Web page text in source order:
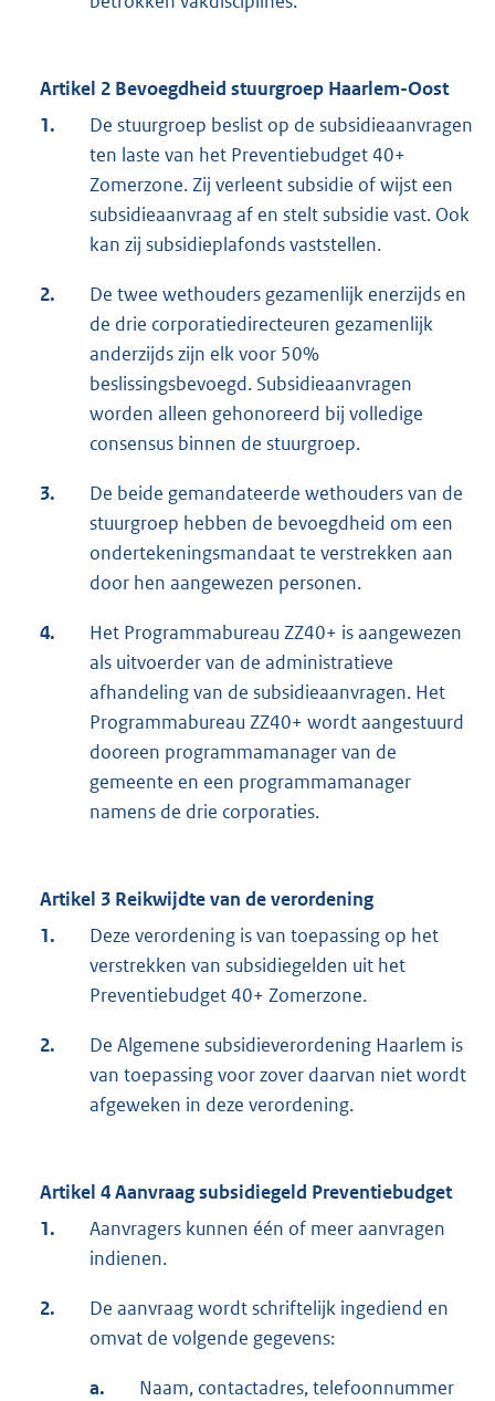
Artikel 2 Bevoegdheid stuurgroep Haarlem-Oost
1.
De stuurgroep beslist op de subsidieaanvragen
ten laste van het Preventiebudget 40+
Zomerzone. Zij verleent subsidie of wijst een
subsidieaanvraag af en stelt subsidie vast. Ook
kan zij subsidieplafonds vaststellen.
2.
De twee wethouders gezamenlijk enerzijds en
de drie corporatiedirecteuren gezamenlijk
anderzijds zijn elk voor 50%
beslissingsbevoegd. Subsidieaanvragen
worden alleen gehonoreerd bij volledige
consensus binnen de stuurgroep.
3.
De beide gemandateerde wethouders van de
stuurgroep hebben de bevoegdheid om een
ondertekeningsmandaat te verstrekken aan
door hen aangewezen personen.
4.
Het Programmabureau ZZ40+ is aangewezen
als uitvoerder van de administratieve
afhandeling van de subsidieaanvragen. Het
Programmabureau ZZ40+ wordt aangestuurd
dooreen programmamanager van de
gemeente en een programmamanager
namens de drie corporaties.
Artikel 3 Reikwijdte van de verordening
1.
Deze verordening is van toepassing op het
verstrekken van subsidiegelden uit het
Preventiebudget 40+ Zomerzone.
2.
De Algemene subsidieverordening Haarlem is
van toepassing voor zover daarvan niet wordt
afgeweken in deze verordening.
Artikel 4 Aanvraag subsidiegeld Preventiebudget
1.
Aanvragers kunnen één of meer aanvragen
indienen.
2.
De aanvraag wordt schriftelijk ingediend en
omvat de volgende gegevens:
a.
Naam, contactadres, telefoonnummer